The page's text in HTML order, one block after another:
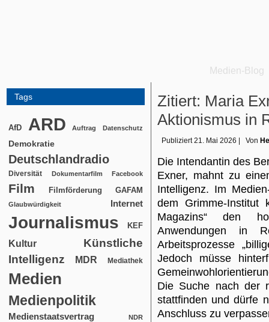
Medien-Blog
Tags
AfD ARD Auftrag Datenschutz
Demokratie
Deutschlandradio
Diversität Dokumentarfilm Facebook
Film Filmförderung GAFAM
Glaubwürdigkeit Internet
Journalismus KEF
Kultur
Künstliche
Intelligenz
MDR Mediathek
Medien
Medienpolitik
Medienstaatsvertrag NDR
Zitiert: Maria
Aktionismus in
Publiziert 21. Mai 2026 Von
Die Intendantin des
Exner, mahnt zu
Intelligenz. Im
dem Grimme-Institut
Magazins“ den
Anwendungen in
Arbeitsprozesse
Jedoch müsse
Die Suche nach der
stattfinden und dürfe
Anschluss zu